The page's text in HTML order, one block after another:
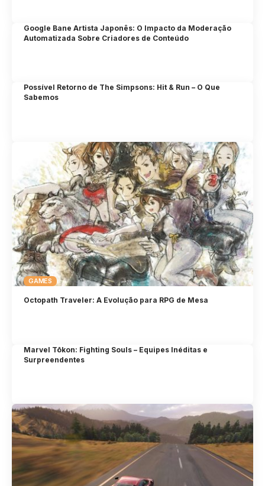
Google Bane Artista Japonês: O Impacto da Moderação
Automatizada Sobre Criadores de Conteúdo
Possível Retorno de The Simpsons: Hit & Run – O Que
Sabemos
GAMES
Octopath Traveler: A Evolução para RPG de Mesa
Marvel Tōkon: Fighting Souls – Equipes Inéditas e
Surpreendentes